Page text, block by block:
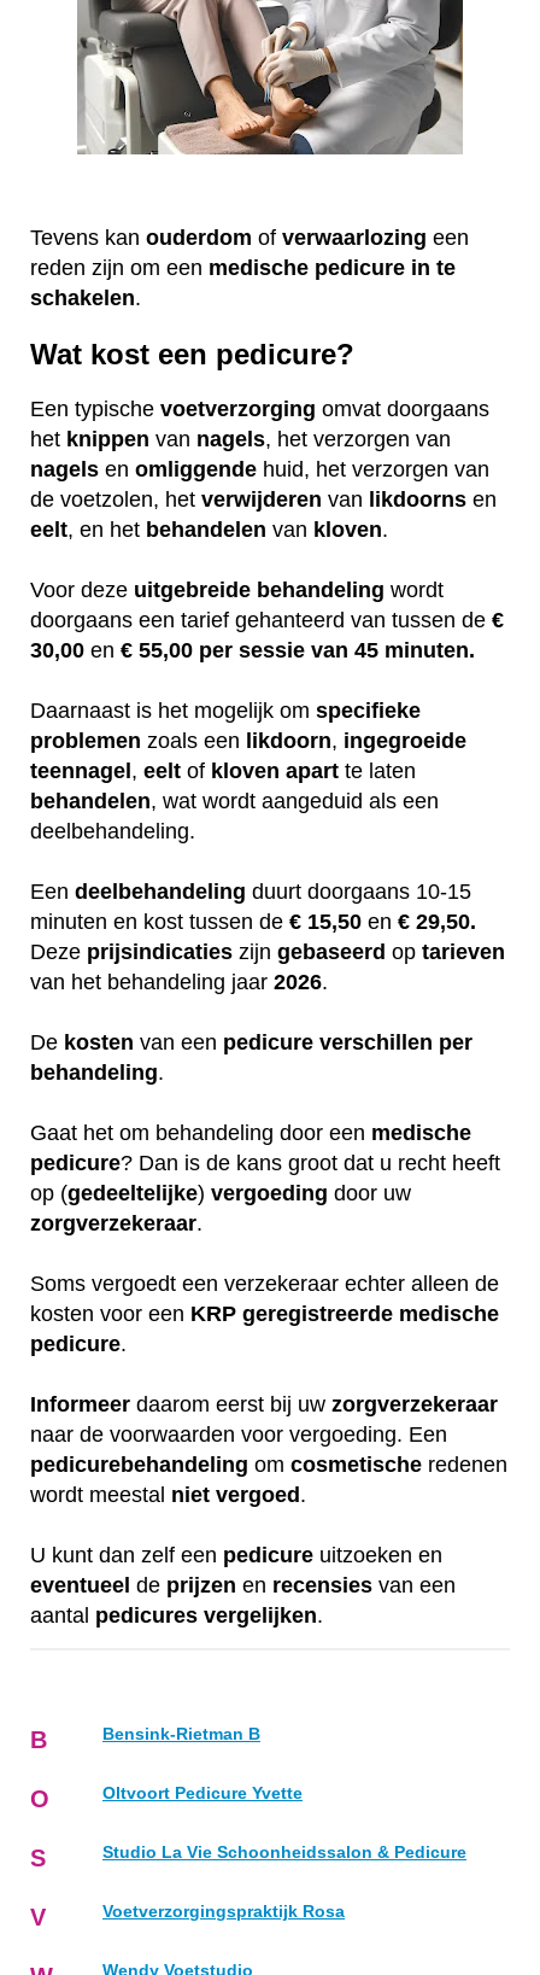
Tevens kan ouderdom of verwaarlozing een
reden zijn om een medische pedicure in te
schakelen.
Wat kost een pedicure?
Een typische voetverzorging omvat doorgaans
het knippen van nagels, het verzorgen van
nagels en omliggende huid, het verzorgen van
de voetzolen, het verwijderen van likdoorns en
eelt, en het behandelen van kloven.
Voor deze uitgebreide behandeling wordt
doorgaans een tarief gehanteerd van tussen de €
30,00 en € 55,00 per sessie van 45 minuten.
Daarnaast is het mogelijk om specifieke
problemen zoals een likdoorn, ingegroeide
teennagel , eelt of kloven apart te laten
behandelen, wat wordt aangeduid als een
deelbehandeling.
Een deelbehandeling duurt doorgaans 10-15
minuten en kost tussen de € 15,50 en € 29,50.
Deze prijsindicaties zijn gebaseerd op tarieven
van het behandeling jaar 2026.
De kosten van een pedicure verschillen per
behandeling.
Gaat het om behandeling door een medische
pedicure? Dan is de kans groot dat u recht heeft
op (gedeeltelijke) vergoeding door uw
zorgverzekeraar.
Soms vergoedt een verzekeraar echter alleen de
kosten voor een KRP geregistreerde medische
pedicure.
Informeer daarom eerst bij uw zorgverzekeraar
naar de voorwaarden voor vergoeding. Een
pedicurebehandeling om cosmetische redenen
wordt meestal niet vergoed .
U kunt dan zelf een pedicure uitzoeken en
eventueel de prijzen en recensies van een
aantal pedicures vergelijken.
B Bensink-Rietman B
O Oltvoort Pedicure Yvette
S Studio La Vie Schoonheidssalon & Pedicure
V Voetverzorgingspraktijk Rosa
Wendy Voetstudio